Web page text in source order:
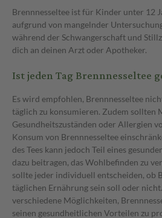
Brennnesseltee ist für Kinder unter 12
aufgrund von mangelnder
während der Schwangerschaft und
dich an deinen Arzt oder Apotheker.
Ist jeden Tag Brennnesseltee
Es wird empfohlen, Brennnesseltee
täglich zu konsumieren. Zudem sollten
Gesundheitszuständen oder Allergien
Konsum von Brennnesseltee
des Tees kann jedoch Teil eines
dazu beitragen, das Wohlbefinden zu
sollte jeder individuell entscheiden, ob
täglichen Ernährung sein soll oder
verschiedene Möglichkeiten,
seinen gesundheitlichen Vorteilen zu